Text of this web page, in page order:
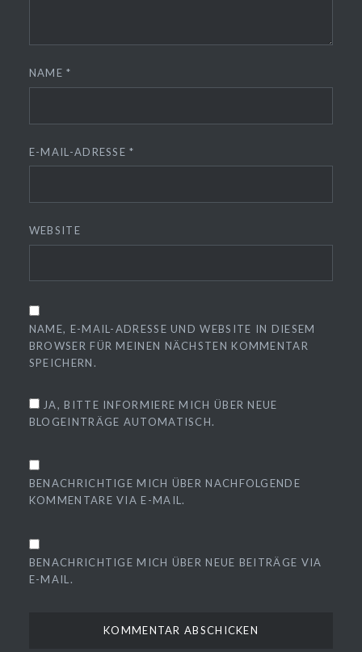
NAME*
E-MAIL-ADRESSE*
WEBSITE
NAME, E-MAIL-ADRESSE UND WEBSITE IN DIESEM
BROWSER FÜR MEINEN NÄCHSTEN KOMMENTAR
SPEICHERN.
JA, BITTE INFORMIERE MICH ÜBER NEUE
BLOGEINTRÄGE AUTOMATISCH.
BENACHRICHTIGE MICH ÜBER NACHFOLGENDE
KOMMENTARE VIA E-MAIL.
BENACHRICHTIGE MICH ÜBER NEUE BEITRÄGE VIA
E-MAIL.